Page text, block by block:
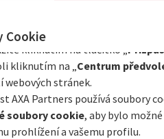
prvotřídní zimní
se těší vynikající
nebo zkušený jezdec,
těšit na spoustu aktivit.
jsou součástí každého
Cookie
kliknutím na tlačítko „
kliknutím na „Centrum
webových stránek.
AXA Partners používá soubory
soubory cookie, aby bylo
prohlížení a vašemu profilu.